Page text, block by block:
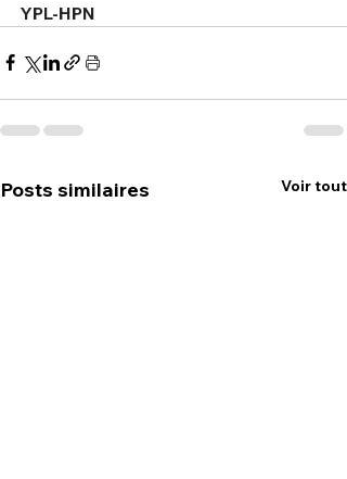
YPL-HPN
Posts similaires Voir tout